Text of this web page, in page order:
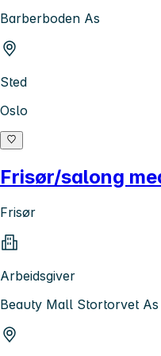
Barberboden As
Sted
Oslo
Frisør/salong
Frisør
Arbeidsgiver
Beauty Mall Stortorvet As